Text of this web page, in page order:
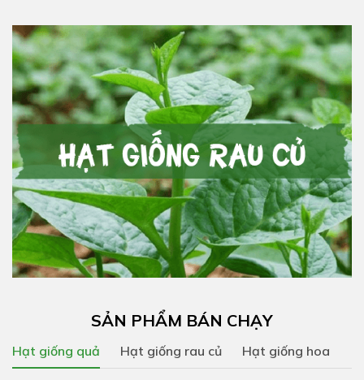
SẢN PHẨM BÁN CHẠY
Hạt giống quả Hạt giống rau củ Hạt giống hoa